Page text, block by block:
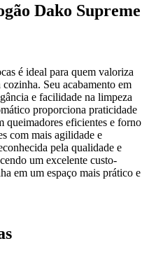
Dako Supreme
é ideal para quem valoriza
Seu acabamento em
e facilidade na limpeza
proporciona praticidade
queimadores eficientes e forno
com mais agilidade e
pela qualidade e
um excelente custo-
em um espaço mais prático e